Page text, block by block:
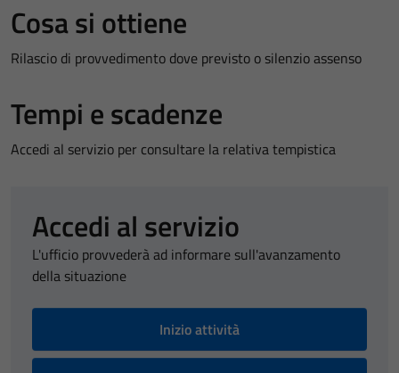
Cosa si ottiene
Rilascio di provvedimento dove previsto o silenzio assenso
Tempi e scadenze
Accedi al servizio per consultare la relativa tempistica
Accedi al servizio
L'ufficio provvederà ad informare sull'avanzamento
della situazione
Inizio attività